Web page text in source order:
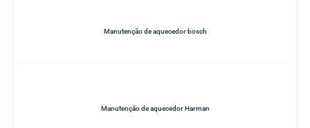
Manutenção de aquecedor bosch
Manutenção de aquecedor Harman